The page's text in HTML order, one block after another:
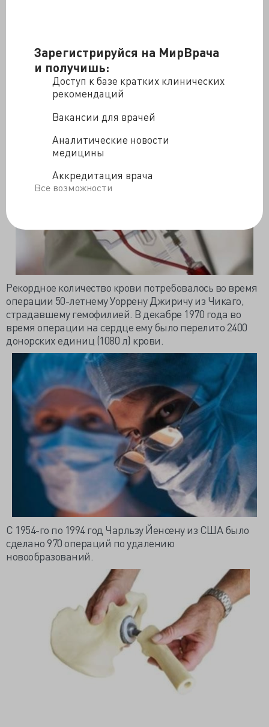
Зарегистрируйся на МирВрача
и получишь:
Доступ к базе кратких клинических
рекомендаций
Вакансии для врачей
Аналитические новости
медицины
Аккредитация врача
Все возможности
Больше всего уколов было сделаноСэмюэлю
Дэвидсонуиз Великобритании — 78 900 инъекций
Рекордное количество крови потребовалось во время
операции 50-летнему УорренуДжиричуиз Чикаго,
страдавшему гемофилией. В декабре 1970 года во
время операции на сердце ему было перелито 2400
донорских единиц (1080 л) крови.
С 1954-го по 1994 год ЧарльзуЙенсенуиз США было
сделано 970 операций по удалению
новообразований.